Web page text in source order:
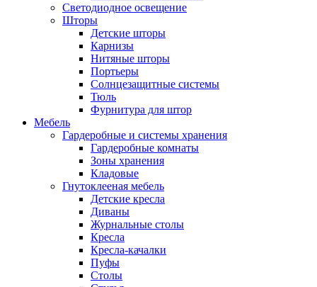
Светодиодное освещение
Шторы
Детские шторы
Карнизы
Нитяные шторы
Портьеры
Солнцезащитные системы
Тюль
Фурнитура для штор
Мебель
Гардеробные и системы хранения
Гардеробные комнаты
Зоны хранения
Кладовые
Гнутоклееная мебель
Детские кресла
Диваны
Журнальные столы
Кресла
Кресла-качалки
Пуфы
Столы